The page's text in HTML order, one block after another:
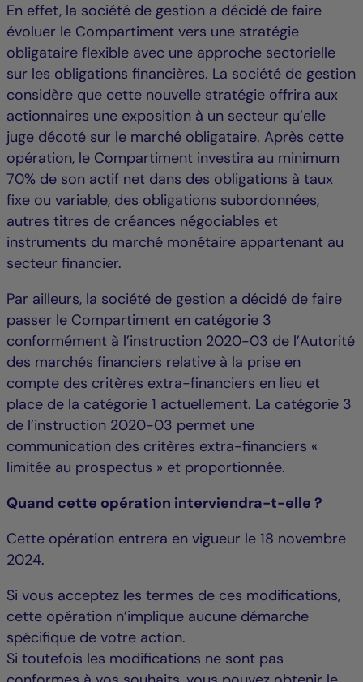
En effet, la société de gestion a décidé de faire
évoluer le Compartiment vers une stratégie
obligataire flexible avec une approche sectorielle
sur les obligations financières. La société de gestion
considère que cette nouvelle stratégie offrira aux
actionnaires une exposition à un secteur qu’elle
juge décoté sur le marché obligataire. Après cette
opération, le Compartiment investira au minimum
70% de son actif net dans des obligations à taux
fixe ou variable, des obligations subordonnées,
autres titres de créances négociables et
instruments du marché monétaire appartenant au
secteur financier.
Par ailleurs, la société de gestion a décidé de faire
passer le Compartiment en catégorie 3
conformément à l’instruction 2020-03 de l’Autorité
des marchés financiers relative à la prise en
compte des critères extra-financiers en lieu et
place de la catégorie 1 actuellement. La catégorie 3
de l’instruction 2020-03 permet une
communication des critères extra-financiers «
limitée au prospectus » et proportionnée.
Quand cette opération interviendra-t-elle ?
Cette opération entrera en vigueur le 18 novembre
2024.
Si vous acceptez les termes de ces modifications,
cette opération n’implique aucune démarche
spécifique de votre action.
Si toutefois les modifications ne sont pas